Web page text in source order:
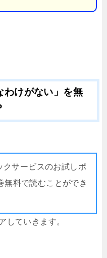
わけがない」を無
サービスのお試しポ
無料で読むことができ
していきます。